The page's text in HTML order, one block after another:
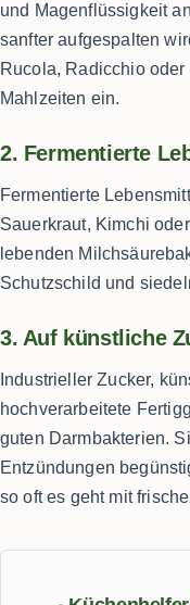
und Magenflüssigkeit
sanfter aufgespalten
Rucola, Radicchio
Mahlzeiten ein.
2. Fermentierte
Fermentierte
Sauerkraut, Kimchi
lebenden
Schutzschild und
3. Auf künstliche
Industrieller Zucker,
hochverarbeitete
guten Darmbakterien.
Entzündungen
so oft es geht mit